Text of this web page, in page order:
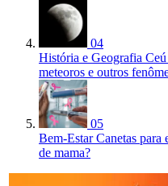
04
História e Geografia
meteoros e outros
05
Bem-Estar Canetas para
de mama?